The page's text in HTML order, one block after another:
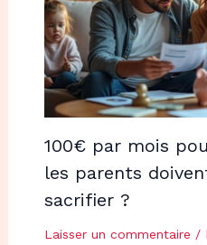
100€ par mois
les parents
sacrifier ?
Laisser un commentaire /